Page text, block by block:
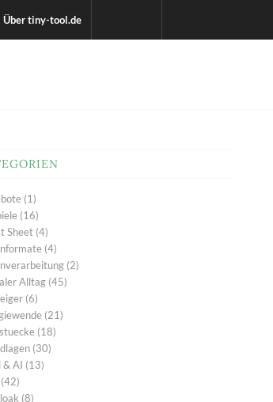
Über tiny-tool.de
(1)
(16)
Sheet(4)
(4)
(2)
Alltag(45)
(6)
(21)
(18)
(30)
& AI (13)
(42)
(8)